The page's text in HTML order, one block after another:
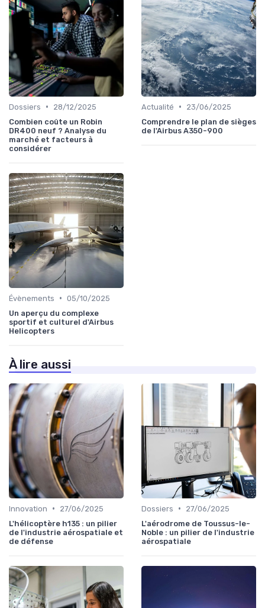
Dossiers •
28/12/2025
Combien coûte un Robin
DR400 neuf ? Analyse du
marché et facteurs à
considérer
Actualité •
23/06/2025
Comprendre le plan de sièges
de l'Airbus A350-900
Évènements • 05/10/2025
Un aperçu du complexe
sportif et culturel d'Airbus
Helicopters
À lire aussi
Innovation •
27/06/2025
L'hélicoptère h135 : un pilier
de l'industrie aérospatiale et
de défense
Dossiers •
27/06/2025
L'aérodrome de Toussus-le-
Noble : un pilier de l'industrie
aérospatiale